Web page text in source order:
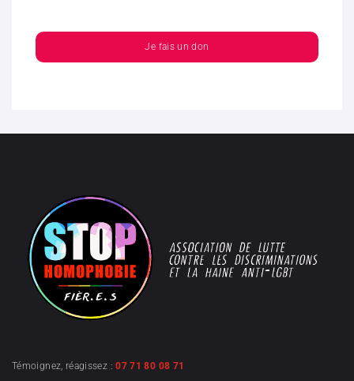
Je fais un don
Témoignez, réagissez :07 71 80 08 71